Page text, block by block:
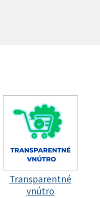
Transparentné
vnútro